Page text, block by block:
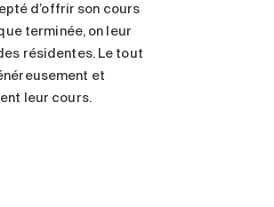
d’offrir son cours
terminée, on leur
résidentes. Le tout
et
leur cours.